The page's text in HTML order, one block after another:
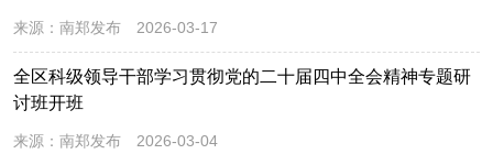
来源： 南郑发布 2026-03-17
全区科级领导干部学习贯彻党的二十届四中全会精神专题研
讨班开班
来源： 南郑发布 2026-03-04